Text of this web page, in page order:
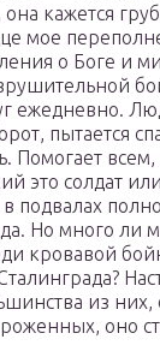
кажется
мое
о Боге и
ежедневно.
пытается
Помогает
это солдат
подвалах
Но много ли
кровавой
из них,
оно